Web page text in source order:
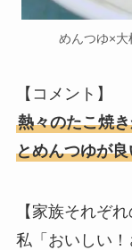
めんつゆ×大
【コメント】
熱々のたこ焼
とめんつゆが
【家族それぞれ
私「おいしい！